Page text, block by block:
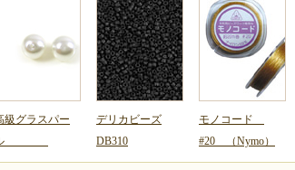
級グラスパー
デリカビーズ
DB310
モノコード
#20 （Nymo）